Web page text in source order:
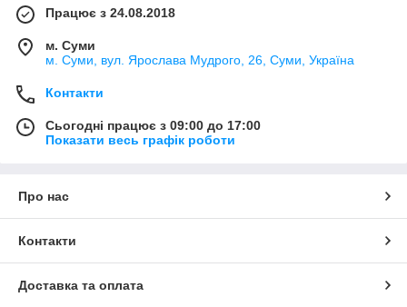
Працює з 24.08.2018
м. Суми
м. Суми, вул. Ярослава Мудрого, 26, Суми, Україна
Контакти
Сьогодні працює з 09:00 до 17:00
Показати весь графік роботи
Про нас
Контакти
Доставка та оплата